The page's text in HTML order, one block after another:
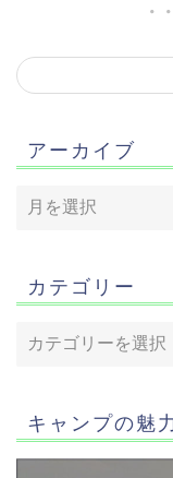
アーカイブ
カテゴリー
キャンプの魅